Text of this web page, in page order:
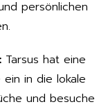
persönlichen
Tarsus hat eine
in die lokale
und besuche